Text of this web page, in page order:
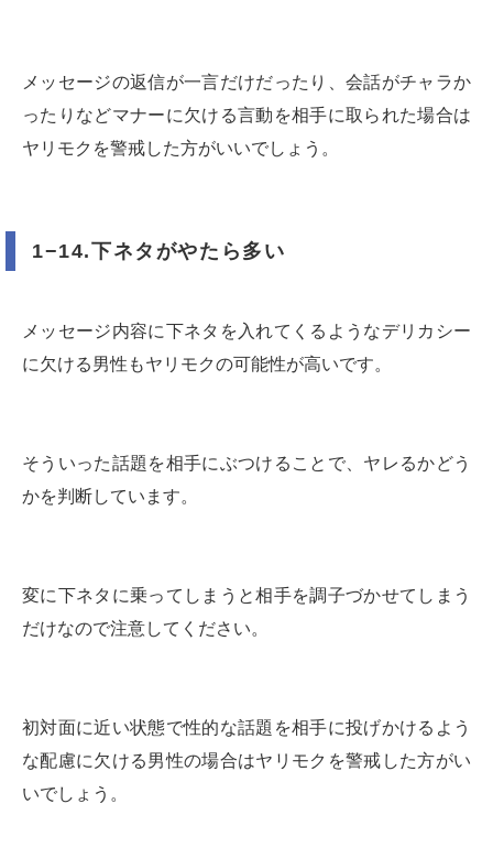
メッセージの返信が一言だけだったり、会話がチャラか
ったりなどマナーに欠ける言動を相手に取られた場合は
ヤリモクを警戒した方がいいでしょう。
1−14.下ネタがやたら多い
メッセージ内容に下ネタを入れてくるようなデリカシー
に欠ける男性もヤリモクの可能性が高いです。
そういった話題を相手にぶつけることで、ヤレるかどう
かを判断しています。
変に下ネタに乗ってしまうと相手を調子づかせてしまう
だけなので注意してください。
初対面に近い状態で性的な話題を相手に投げかけるよう
な配慮に欠ける男性の場合はヤリモクを警戒した方がい
いでしょう。